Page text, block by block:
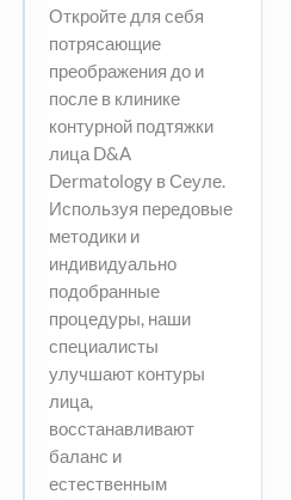
Откройте для себя
потрясающие
преображения до и
после в клинике
контурной подтяжки
лица D&A
Dermatology в Сеуле.
Используя передовые
методики и
индивидуально
подобранные
процедуры, наши
специалисты
улучшают контуры
лица,
восстанавливают
баланс и
естественным